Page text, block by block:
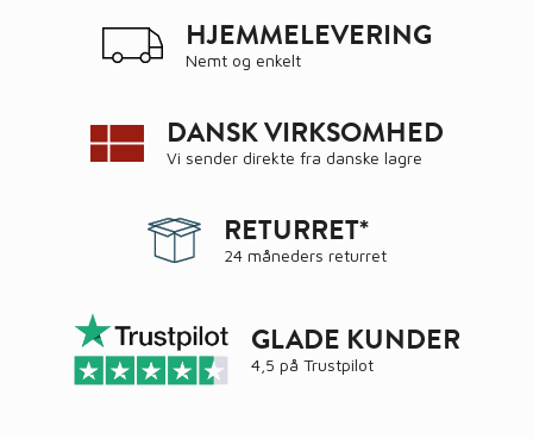
HJEMMELEVERING
Nemt og enkelt
DANSK VIRKSOMHED
Vi sender direkte fra danske lagre
RETURRET*
24 måneders returret
GLADE KUNDER
4,5 på Trustpilot